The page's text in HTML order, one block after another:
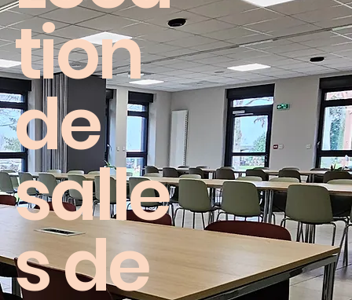
tion
de
salle
s de